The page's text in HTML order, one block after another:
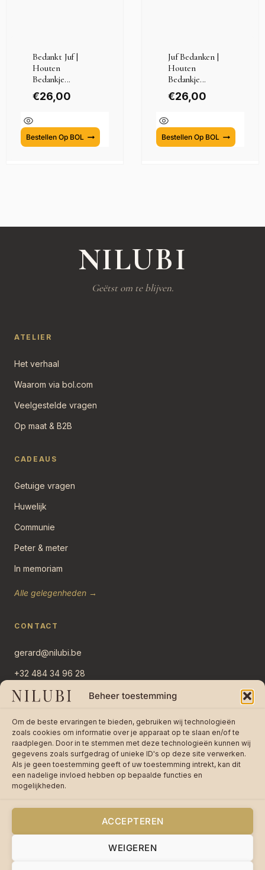
Beheer toestemming
Om de beste ervaringen te bieden, gebruiken wij technologieën
zoals cookies om informatie over je apparaat op te slaan en/of te
raadplegen. Door in te stemmen met deze technologieën kunnen wij
gegevens zoals surfgedrag of unieke ID's op deze site verwerken.
Als je geen toestemming geeft of uw toestemming intrekt, kan dit
een nadelige invloed hebben op bepaalde functies en
mogelijkheden.
ACCEPTEREN
WEIGEREN
Bedankt Juf |
Houten
Bedankje...
€26,00
Bestellen Op BOL
Juf Bedanken |
Houten
Bedankje...
€26,00
Bestellen Op BOL
NILUBI
Geëtst om te blijven.
ATELIER
Het verhaal
Waarom via bol.com
Veelgestelde vragen
Op maat & B2B
CADEAUS
Getuige vragen
Huwelijk
Communie
Peter & meter
In memoriam
Alle gelegenheden →
CONTACT
gerard@nilubi.be
+32 484 34 96 28
Overlaar 11
2382 Ravels, België
Stuur bericht →
reviews op bol.com